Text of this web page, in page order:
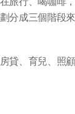
分成三個階段來
貸、育兒、照